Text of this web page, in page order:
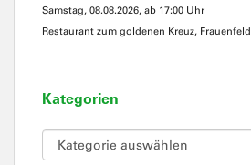
Samstag, 08.08.2026, ab 17:00 Uhr
Restaurant zum goldenen Kreuz, Frauenfeld
Kategorien
Kategorien